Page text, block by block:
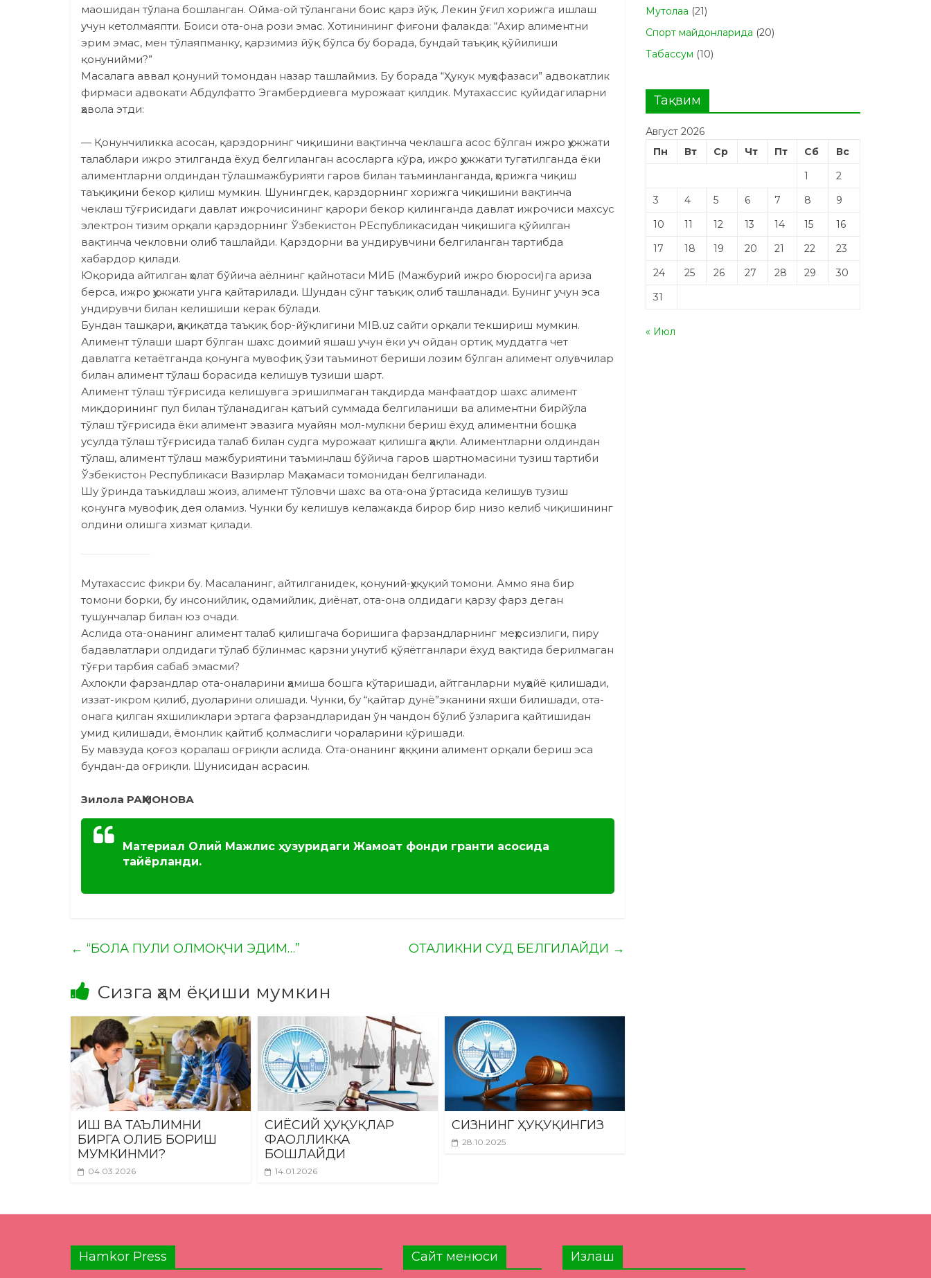
маошидан тўлана бошланган. Ойма-ой тўлангани боис қарз йўқ. Лекин ўғил хорижга ишлаш
учун кетолмаяпти. Боиси ота-она рози эмас. Хотинининг фиғони фалакда: “Ахир алиментни
эрим эмас, мен тўлаяпманку, қарзимиз йўқ бўлса бу борада, бундай таъқиқ қўйилиши
қонунийми?”
Масалага аввал қонуний томондан назар ташлаймиз. Бу борада “Ҳукук муҳофазаси” адвокатлик
фирмаси адвокати Абдулфатто Эгамбердиевга мурожаат қилдик. Мутахассис қуйидагиларни
ҳавола этди:
— Қонунчиликка асосан, қарздорнинг чиқишини вақтинча чеклашга асос бўлган ижро ҳужжати
талаблари ижро этилганда ёхуд белгиланган асосларга кўра, ижро ҳужжати тугатилганда ёки
алиментларни олдиндан тўлашмажбурияти гаров билан таъминланганда, ҳорижга чиқиш
таъқиқини бекор қилиш мумкин. Шунингдек, қарздорнинг хорижга чиқишини вақтинча
чеклаш тўғрисидаги давлат ижрочисининг қарори бекор қилинганда давлат ижрочиси махсус
электрон тизим орқали қарздорнинг Ўзбекистон РЕспубликасидан чиқишига қўйилган
вақтинча чекловни олиб ташлайди. Қарздорни ва ундирувчини белгиланган тартибда
хабардор қилади.
Юқорида айтилган ҳолат бўйича аёлнинг қайнотаси МИБ (Мажбурий ижро бюроси)га ариза
берса, ижро ҳужжати унга қайтарилади. Шундан сўнг таъқиқ олиб ташланади. Бунинг учун эса
ундирувчи билан келишиши керак бўлади.
Бундан ташқари, ҳақиқатда таъқиқ бор-йўқлигини MIB.uz сайти орқали текшириш мумкин.
Алимент тўлаши шарт бўлган шахс доимий яшаш учун ёки уч ойдан ортиқ муддатга чет
давлатга кетаётганда қонунга мувофиқ ўзи таъминот бериши лозим бўлган алимент олувчилар
билан алимент тўлаш борасида келишув тузиши шарт.
Алимент тўлаш тўғрисида келишувга эришилмаган тақдирда манфаатдор шахс алимент
миқдорининг пул билан тўланадиган қатъий суммада белгиланиши ва алиментни бирйўла
тўлаш тўғрисида ёки алимент эвазига муайян мол-мулкни бериш ёхуд алиментни бошқа
усулда тўлаш тўғрисида талаб билан судга мурожаат қилишга ҳақли. Алиментларни олдиндан
тўлаш, алимент тўлаш мажбуриятини таъминлаш бўйича гаров шартномасини тузиш тартиби
Ўзбекистон Республикаси Вазирлар Маҳкамаси томонидан белгиланади.
Шу ўринда таъкидлаш жоиз, алимент тўловчи шахс ва ота-она ўртасида келишув тузиш
қонунга мувофиқ дея оламиз. Чунки бу келишув келажакда бирор бир низо келиб чиқишининг
олдини олишга хизмат қилади.
Мутахассис фикри бу. Масаланинг, айтилганидек, қонуний-ҳуқуқий томони. Аммо яна бир
томони борки, бу инсонийлик, одамийлик, диёнат, ота-она олдидаги қарзу фарз деган
тушунчалар билан юз очади.
Аслида ота-онанинг алимент талаб қилишгача боришига фарзандларнинг меҳрсизлиги, пиру
бадавлатлари олдидаги тўлаб бўлинмас қарзни унутиб қўяётганлари ёхуд вақтида берилмаган
тўғри тарбия сабаб эмасми?
Ахлоқли фарзандлар ота-оналарини ҳамиша бошга кўтаришади, айтганларни муҳайё қилишади,
иззат-икром қилиб, дуоларини олишади. Чунки, бу “қайтар дунё”эканини яхши билишади, ота-
онага қилган яхшиликлари эртага фарзандларидан ўн чандон бўлиб ўзларига қайтишидан
умид қилишади, ёмонлик қайтиб қолмаслиги чораларини кўришади.
Бу мавзуда қоғоз қоралаш оғриқли аслида. Ота-онанинг ҳаққини алимент орқали бериш эса
бундан-да оғриқли. Шунисидан асрасин.
Зилола РАҲМОНОВА
Материал Олий Мажлис ҳузуридаги Жамоат фонди гранти асосида
тайёрланди.
← “БОЛА ПУЛИ ОЛМОҚЧИ ЭДИМ…” ОТАЛИКНИ СУД БЕЛГИЛАЙДИ →
Сизга ҳам ёқиши мумкин
ИШ ВА ТАЪЛИМНИ
БИРГА ОЛИБ БОРИШ
МУМКИНМИ?
04.03.2026
СИЁСИЙ ҲУҚУҚЛАР
ФАОЛЛИККА
БОШЛАЙДИ
14.01.2026
СИЗНИНГ ҲУҚУҚИНГИЗ
28.10.2025
Мутолаа (21)
Спорт майдонларида (20)
Табасcум (10)
Тақвим
Август 2026
Пн
Вт Ср Чт Пт Сб
Вс
1
2
3
4 5 6 7 8
9
10
11 12 13 14 15
16
17
18 19 20 21 22
23
24
25 26 27 28 29
30
31
« Июл
Hamkor Press Сайт менюси Излаш